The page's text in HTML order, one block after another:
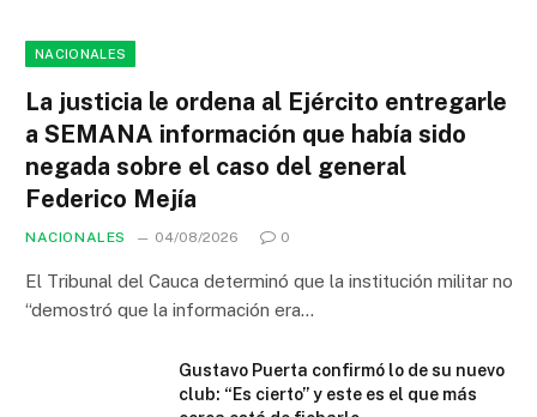
NACIONALES
La justicia le ordena al Ejército entregarle
a SEMANA información que había sido
negada sobre el caso del general
Federico Mejía
NACIONALES 04/08/2026 0
El Tribunal del Cauca determinó que la institución militar no
“demostró que la información era…
Gustavo Puerta confirmó lo de su nuevo
club: “Es cierto” y este es el que más